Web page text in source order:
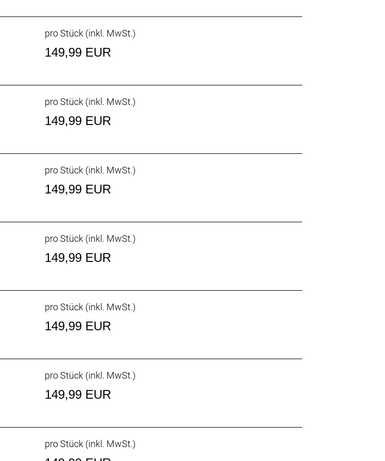
pro Stück (inkl. MwSt.)
149,99 EUR
pro Stück (inkl. MwSt.)
149,99 EUR
pro Stück (inkl. MwSt.)
149,99 EUR
pro Stück (inkl. MwSt.)
149,99 EUR
pro Stück (inkl. MwSt.)
149,99 EUR
pro Stück (inkl. MwSt.)
149,99 EUR
pro Stück (inkl. MwSt.)